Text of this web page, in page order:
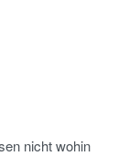
nicht wohin